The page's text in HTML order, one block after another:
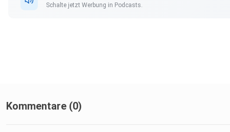
Schalte jetzt Werbung in Podcasts.
Kommentare (0)